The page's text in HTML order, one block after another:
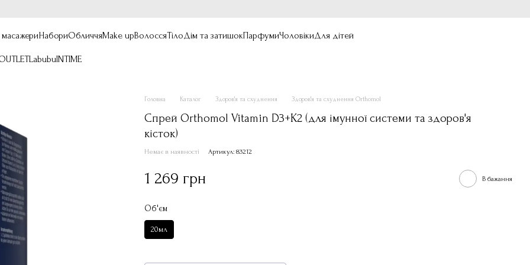
масажериНабориОбличчяMake upВолоссяТілоДім та затишокПарфумиЧоловікиДля дітей
LabubuINTIME
Головна Каталог Здоров'я та схуднення Здоров'я та схуднення Orthomol
Спрей Orthomol Vitamin D3+K2 (для імунної системи та здоров'я
кісток)
Немає в наявності Артикул: 83212
1 269 грн В бажання
Об'єм
20мл